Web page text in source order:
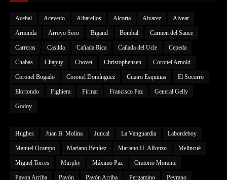
Acebal Acevedo Albarellos Alcorta Alvarez Alvear
Arminda Arroyo Seco Bigand Bombal Carmen del Sauce
Carreras Casilda Cañada Rica Cañada del Ucle Cepeda
Chabás Chapuy Chovet Christophensen Coronel Arnold
Coronel Bogado Coronel Domínguez Cuatro Esquinas El Socorro
Elortondo Fighiera Firmat Francisco Paz General Gelly
Godoy
Hughes Juan B. Molina Juncal La Vanguardia Labordeboy
Manuel Ocampo Mariano Benítez Mariano H. Alfonzo Melincué
Miguel Torres Murphy Máximo Paz Oratorio Morante
Pavon Arriba Pavón Pavón Arriba Pergamino Peyrano